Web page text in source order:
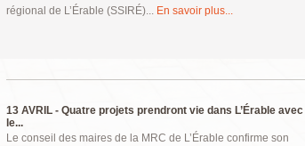
régional de L’Érable (SSIRÉ)... En savoir plus...
13 AVRIL - Quatre projets prendront vie dans L’Érable avec
le...
Le conseil des maires de la MRC de L’Érable confirme son